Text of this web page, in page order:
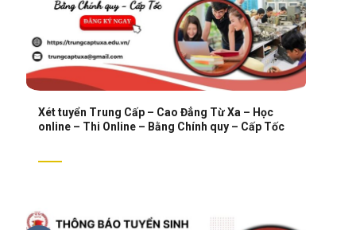
Xét tuyển Trung Cấp – Cao Đẳng Từ Xa – Học
online – Thi Online – Bằng Chính quy – Cấp Tốc